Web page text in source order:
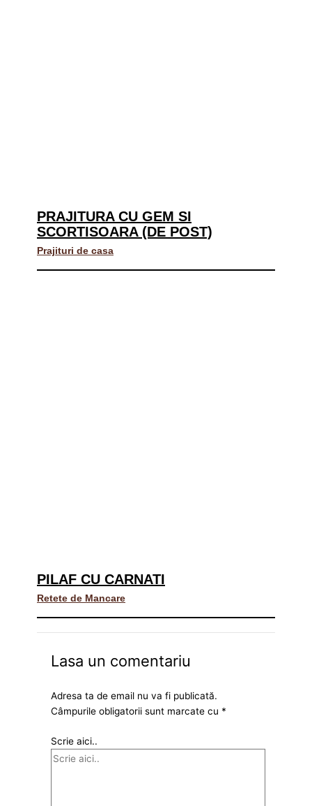
PRAJITURA CU GEM SI
SCORTISOARA (DE POST)
Prajituri de casa
PILAF CU CARNATI
Retete de Mancare
Lasa un comentariu
Adresa ta de email nu va fi publicată.
Câmpurile obligatorii sunt marcate cu *
Scrie aici..